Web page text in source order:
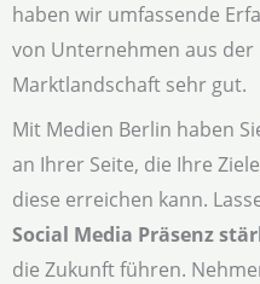
haben wir umfassende
von Unternehmen aus der
Marktlandschaft sehr gut.
Mit Medien Berlin haben
an Ihrer Seite, die Ihre
diese erreichen kann.
Social Media Präsenz
die Zukunft führen.